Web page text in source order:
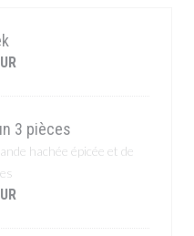
3 pièces
hachée épicée et de